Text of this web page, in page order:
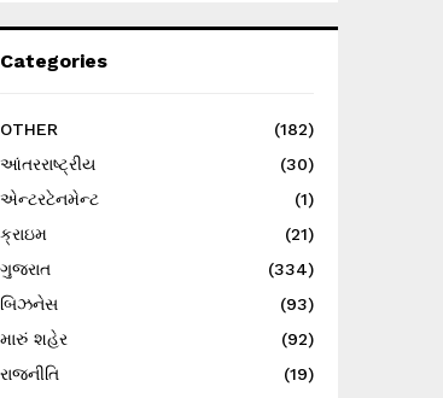
Categories
OTHER
(182)
આંતરરાષ્ટ્રીય
(30)
એન્ટરટેનમેન્ટ
(1)
ક્રાઇમ
(21)
ગુજરાત
(334)
બિઝનેસ
(93)
મારું શહેર
(92)
રાજનીતિ
(19)